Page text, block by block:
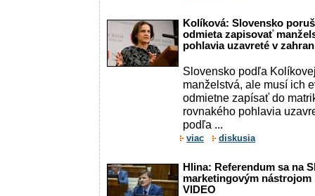
Kolíková: Slovensko
odmieta zapisovať
pohlavia uzavreté v
Slovensko podľa
manželstvá, ale musí ich
odmietne zapísať do
rovnakého pohlavia
podľa ...
viac diskusia
Hlina: Referendum sa na
marketingovým
VIDEO